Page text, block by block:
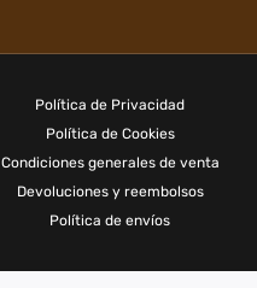
Política de Privacidad
Política de Cookies
Condiciones generales de venta
Devoluciones y reembolsos
Política de envíos